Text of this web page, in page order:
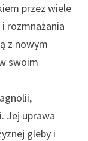
przez wiele
rozmnażania
z nowym
swoim
Jej uprawa
gleby i